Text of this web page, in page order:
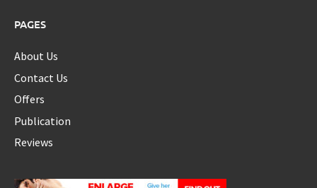
PAGES
About Us
Contact Us
Offers
Publication
Reviews